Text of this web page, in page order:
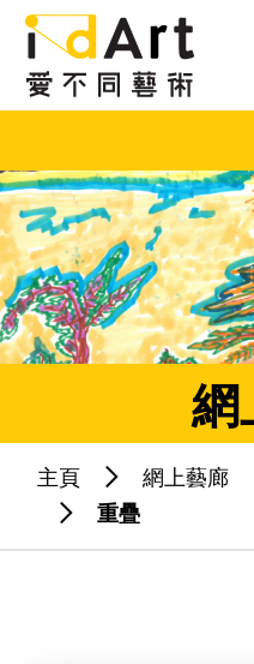
跳到內容（按回
EN 繁 简
熱門關鍵字：藝術共融
網
主頁 網上藝廊
重疊